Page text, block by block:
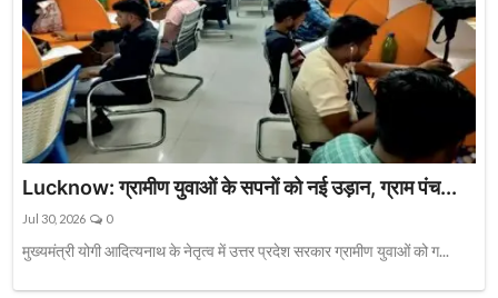
Lucknow: ग्रामीण युवाओं के सपनों को नई उड़ान, ग्राम पंच...
Jul 30, 2026 0
मुख्यमंत्री योगी आदित्यनाथ के नेतृत्व में उत्तर प्रदेश सरकार ग्रामीण युवाओं को ग...